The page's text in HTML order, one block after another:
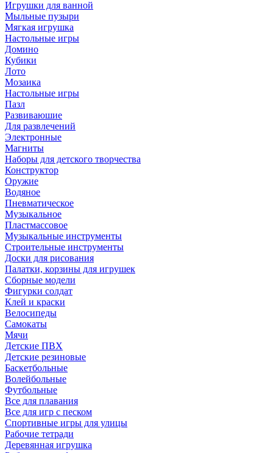
Игрушки для ванной
Мыльные пузыри
Мягкая игрушка
Настольные игры
Домино
Кубики
Лото
Мозаика
Настольные игры
Пазл
Развиваюшие
Для развлечений
Электронные
Магниты
Наборы для детского творчества
Конструктор
Оружие
Водяное
Пневматическое
Музыкальное
Пластмассовое
Музыкальные инструменты
Строительные инструменты
Доски для рисования
Палатки, корзины для игрушек
Сборные модели
Фигурки солдат
Клей и краски
Велосипеды
Самокаты
Мячи
Детские ПВХ
Детские резиновые
Баскетбольные
Волейбольные
Футбольные
Все для плавания
Все для игр с песком
Спортивные игры для улицы
Рабочие тетради
Деревянная игрушка